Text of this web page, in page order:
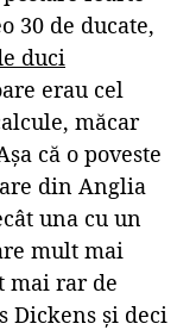
30 de ducate,
duci
erau cel
măcar
că o poveste
din Anglia
una cu un
mult mai
mai rar de
Dickens și deci